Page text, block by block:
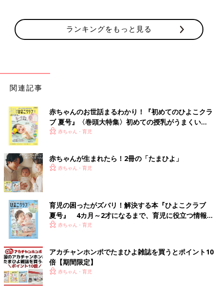
ランキングをもっと見る
関連記事
赤ちゃんのお世話まるわかり！『初めてのひよこクラ
ブ 夏号』〈巻頭大特集〉初めての授乳がうまくい
く！ おっぱい・ミルクの基本と夏のトラブル 解決テ
赤ちゃん・育児
赤ちゃんが生まれたら！2冊の「たまひよ」
赤ちゃん・育児
育児の困ったがズバリ！解決する本『ひよこクラブ
夏号』 4カ月～2才になるまで、育児に役立つ情報が
いっぱい！
赤ちゃん・育児
アカチャンホンポでたまひよ雑誌を買うとポイント10
倍【期間限定】
赤ちゃん・育児